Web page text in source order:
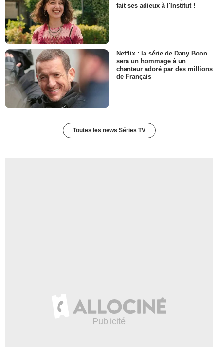
fait ses adieux à l'Institut !
Netflix : la série de Dany Boon
sera un hommage à un
chanteur adoré par des millions
de Français
Toutes les news Séries TV